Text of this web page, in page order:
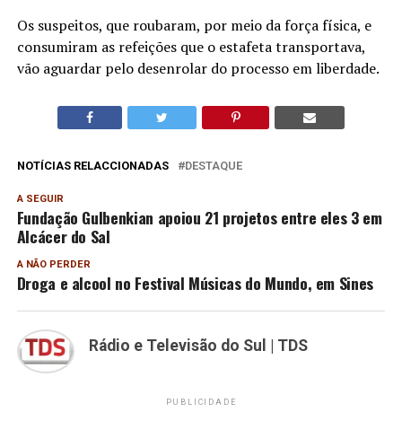
Os suspeitos, que roubaram, por meio da força física, e
consumiram as refeições que o estafeta transportava,
vão aguardar pelo desenrolar do processo em liberdade.
NOTÍCIAS RELACCIONADAS DESTAQUE
A SEGUIR
Fundação Gulbenkian apoiou 21 projetos entre eles 3 em
Alcácer do Sal
A NÃO PERDER
Droga e alcool no Festival Músicas do Mundo, em Sines
Rádio e Televisão do Sul | TDS
PUBLICIDADE